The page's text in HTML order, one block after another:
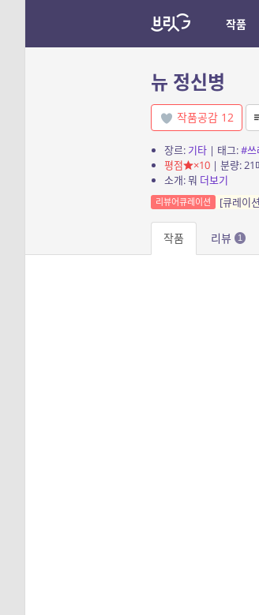
작품
뉴 정신병
작품공감 12
장르: 기타| 태그:#쓰
평점
×10| 분량: 21
소개: 뭐 더보기
리뷰어큐레이션 [큐레이
작품 리뷰 1